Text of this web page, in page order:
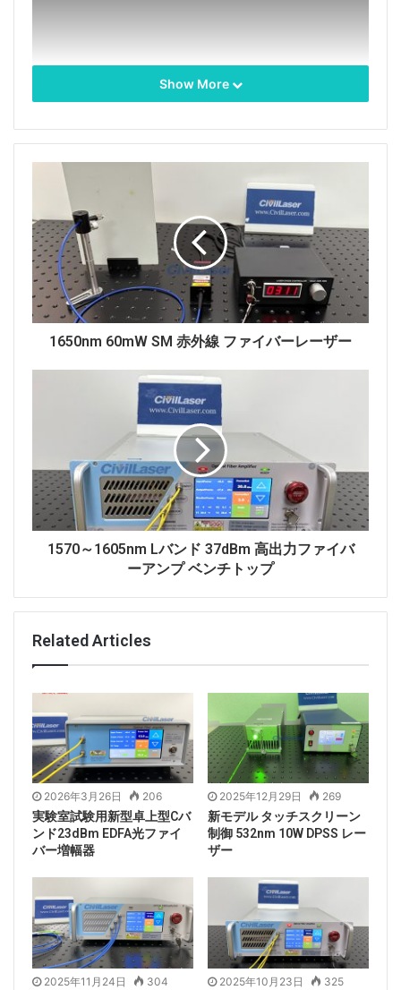
本製品は1465nm 単一波長レーザーです。
500mWで、10%～100%の範囲で調整可能です。本製品
はシングルモードファイバー出力です。デスクトップタ
ッチスクリーンモデルで、パラメータは画面上で確認・
調整可能です。電流値は画面上で直接調整でき、直接設
定することも可能です。ソフトウェア制御にも対応して
います。
1465nmの出力波長と500mWの出力を実現。優れたビ
ーム品質を提供し、科学研究、医療、センシングなどの
分野におけるアプリケーションに適しています。コンパ
クトなベンチトップ設計はプラグアンドプレイ操作をサ
ポートし、インテリジェントな温度制御と過負荷保護機
能を備え、継続的かつ安定した動作を保証します。
OEM統合に対応し、カスタマイズ可能なパルス/連続モ
ードを備え、精密実験や産業試験に最適な光源です。
このレーザーは、最適化された共振器設計と高品質の光
ます。
この1465nmファイバーレーザーのテストレポート。
Show More
1650nm 60mW SM 赤外線 ファイバーレーザー
1570～1605nm Lバンド 37dBm 高出力ファイバ
ーアンプ ベンチトップ
Related Articles
2026年3月26日 206
実験室試験用新型卓上型Cバ
ンド23dBm EDFA光ファイ
バー増幅器
2025年12月29日 269
新モデル タッチスクリーン
制御 532nm 10W DPSS レー
ザー
2025年11月24日 304 2025年10月23日 325